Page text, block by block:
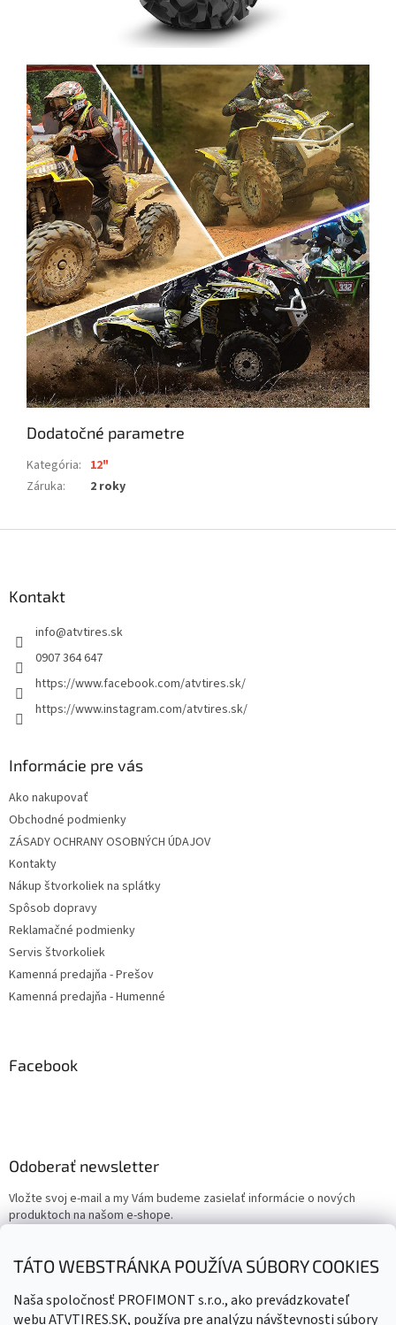
TÁTO WEBSTRÁNKA POUŽÍVA SÚBORY COOKIES
Naša spoločnosť PROFIMONT s.r.o., ako prevádzkovateľ
webu ATVTIRES.SK, používa pre analýzu návštevnosti súbory
Dodatočné parametre
Kategória: 12"
Záruka: 2 roky
Kontakt
info@atvtires.sk
0907 364 647
https://www.facebook.com/atvtires.sk/
https://www.instagram.com/atvtires.sk/
Informácie pre vás
Ako nakupovať
Obchodné podmienky
ZÁSADY OCHRANY OSOBNÝCH ÚDAJOV
Kontakty
Nákup štvorkoliek na splátky
Spôsob dopravy
Reklamačné podmienky
Servis štvorkoliek
Kamenná predajňa - Prešov
Kamenná predajňa - Humenné
Facebook
Odoberať newsletter
Vložte svoj e-mail a my Vám budeme zasielať informácie o nových
produktoch na našom e-shope.
Email
Vložením e-mailu súhlasíte spodmienkami ochrany osobných
údajov